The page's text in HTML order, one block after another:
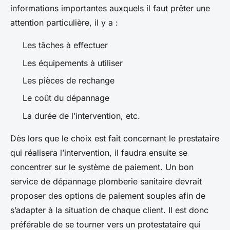
informations importantes auxquels il faut prêter une
attention particulière, il y a :
Les tâches à effectuer
Les équipements à utiliser
Les pièces de rechange
Le coût du dépannage
La durée de l’intervention, etc.
Dès lors que le choix est fait concernant le prestataire
qui réalisera l’intervention, il faudra ensuite se
concentrer sur le système de paiement. Un bon
service de dépannage plomberie sanitaire devrait
proposer des options de paiement souples afin de
s’adapter à la situation de chaque client. Il est donc
préférable de se tourner vers un protestataire qui